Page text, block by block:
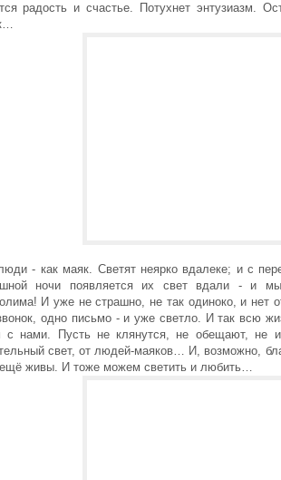
радость и счастье. Потухнет энтузиазм.
- как маяк. Светят неярко вдалеке; и с
ночи появляется их свет вдали - и
И уже не страшно, не так одиноко, и нет
одно письмо - и уже светло. И так всю
с нами. Пусть не клянутся, не обещают, не
свет, от людей-маяков… И, возможно,
живы. И тоже можем светить и любить…